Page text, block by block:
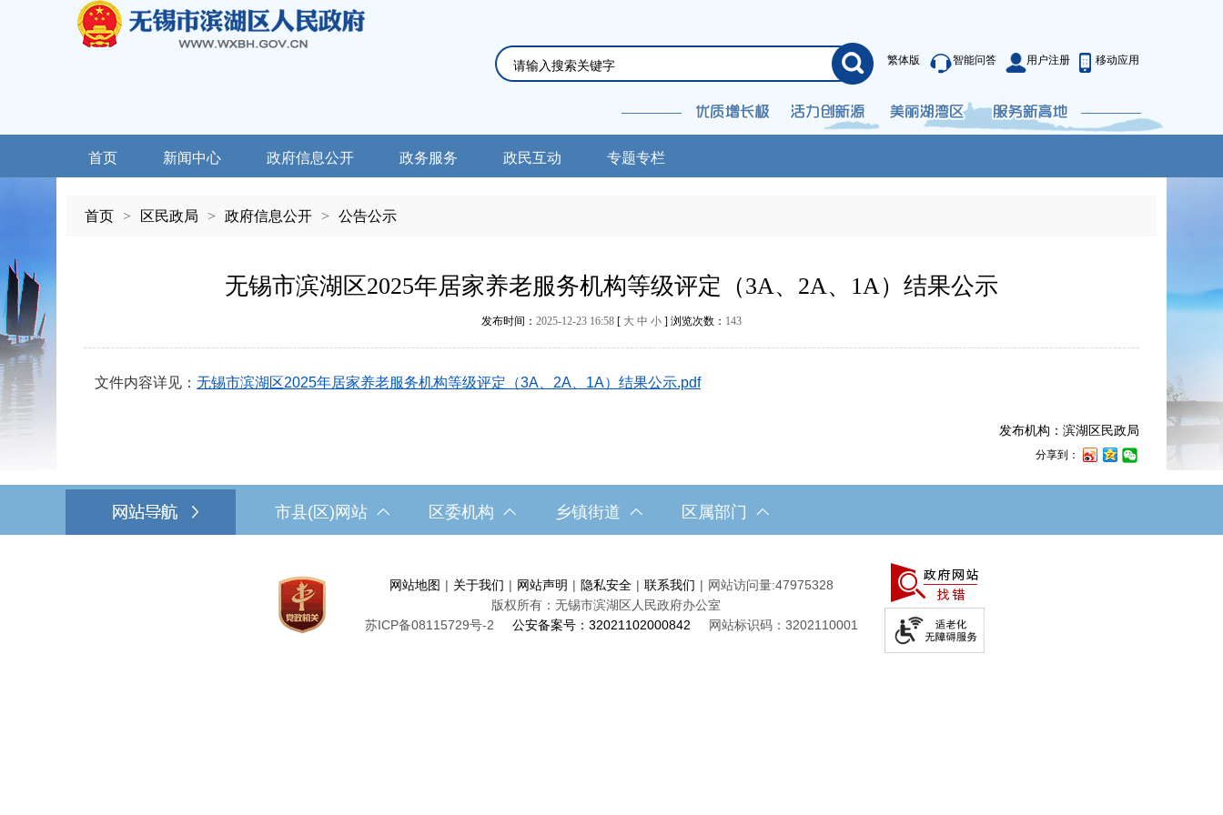
繁体版 智能问答 用户注册 移动应用
首页 新闻中心 政府信息公开 政务服务 政民互动 专题专栏
首页 > 区民政局 > 政府信息公开 > 公告公示
无锡市滨湖区2025年居家养老服务机构等级评定（3A、2A、1A）结果公示
发布时间： 2025-12-23 16:58 [ 大 中 小 ] 浏览次数： 143
文件内容详见： 无锡市滨湖区2025年居家养老服务机构等级评定（3A、2A、1A）结果公示.pdf
发布机构：滨湖区民政局
分享到：
市县(区)网站 区委机构 乡镇街道 区属部门
网站地图 | 关于我们 | 网站声明 | 隐私安全 | 联系我们 | 网站访问量:47975328
版权所有：无锡市滨湖区人民政府办公室
苏ICP备08115729号-2
公安备案号：32021102000842 网站标识码：3202110001